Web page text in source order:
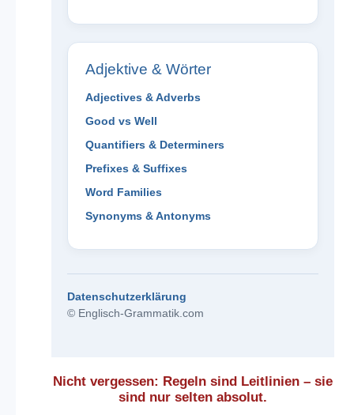
Adjektive & Wörter
Adjectives & Adverbs
Good vs Well
Quantifiers & Determiners
Prefixes & Suffixes
Word Families
Synonyms & Antonyms
Datenschutzerklärung
© Englisch-Grammatik.com
Nicht vergessen: Regeln sind Leitlinien – sie
sind nur selten absolut.